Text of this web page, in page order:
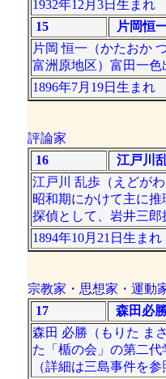
1932年12月3日生ま
15
片岡恒
片岡 恒一（かたおか
富洲原地区）富田一色
1896年7月19日生ま
評論家
16
江戸川
江戸川 乱歩（えどが
昭和期にかけて主に
探偵として、岩井三郎
1894年10月21日生ま
宗教家・思想家・運動
17
森田必
森田 必勝（もりた ま
た「楯の会」の第二
（詳細は三島事件を参